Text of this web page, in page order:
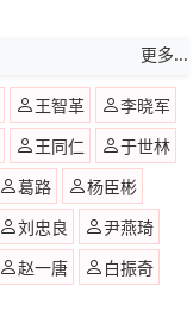
更多...
王智革
李晓军
王同仁
于世林
葛路
杨臣彬
刘忠良
尹燕琦
赵一唐 白振奇